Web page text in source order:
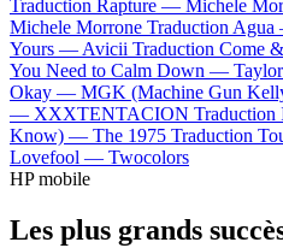
Traduction Rapture — Michele
Michele Morrone Traduction
Yours —Avicii Traduction Come
You Need to Calm Down —
Okay — MGK (Machine Gun
— XXXTENTACION Traduction
Know) — The 1975 Traduction
Lovefool — Twocolors
HP mobile
Les plus grands